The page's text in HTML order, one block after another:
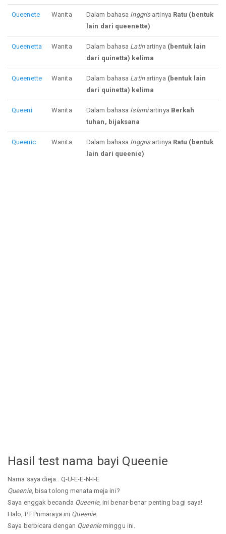
Queenete Wanita Dalam bahasa Inggrisartinya Ratu (bentuk
lain dari queenette)
Queenetta Wanita Dalam bahasa Latinartinya (bentuk lain
dari quinetta) kelima
Queenette Wanita Dalam bahasa Latinartinya (bentuk lain
dari quinetta) kelima
Queeni Wanita Dalam bahasa Islamiartinya Berkah
tuhan, bijaksana
Queenic Wanita Dalam bahasa Inggrisartinya Ratu (bentuk
lain dari queenie)
Hasil test nama bayi Queenie
Nama saya dieja.. Q-U-E-E-N-I-E
Queenie, bisa tolong menata meja ini?
Saya enggak becanda Queenie, ini benar-benar penting bagi saya!
Halo, PT Primaraya ini Queenie.
Saya berbicara dengan Queenieminggu ini.